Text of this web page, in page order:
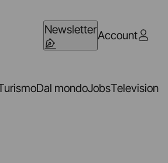
NewsletterAccount
Dal mondoJobsTelevision